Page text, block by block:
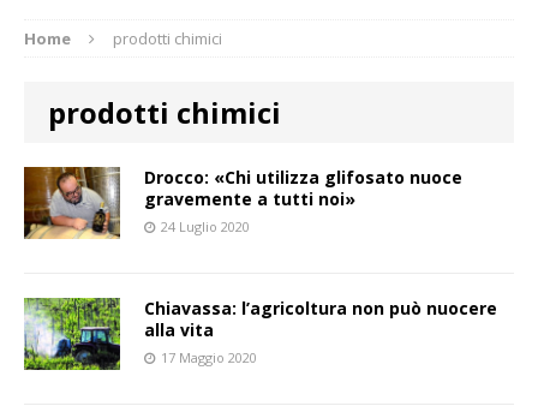
Home prodotti chimici
prodotti chimici
Drocco: «Chi utilizza glifosato nuoce
gravemente a tutti noi»
24 Luglio 2020
Chiavassa: l’agricoltura non può nuocere
alla vita
17 Maggio 2020